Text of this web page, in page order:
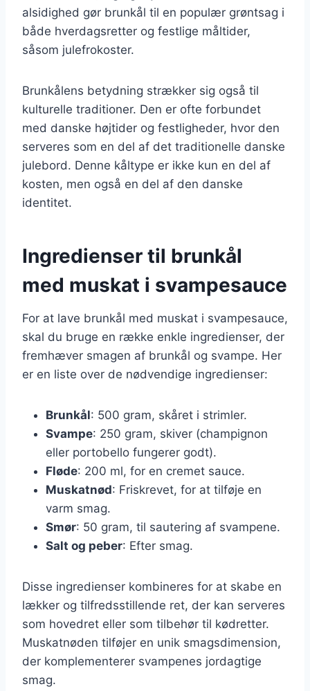
alsidighed gør brunkål til en populær grøntsag i
både hverdagsretter og festlige måltider,
såsom julefrokoster.
Brunkålens betydning strækker sig også til
kulturelle traditioner. Den er ofte forbundet
med danske højtider og festligheder, hvor den
serveres som en del af det traditionelle danske
julebord. Denne kåltype er ikke kun en del af
kosten, men også en del af den danske
identitet.
Ingredienser til brunkål
med muskat i svampesauce
For at lave brunkål med muskat i svampesauce,
skal du bruge en række enkle ingredienser, der
fremhæver smagen af brunkål og svampe. Her
er en liste over de nødvendige ingredienser:
Brunkål: 500 gram, skåret i strimler.
Svampe: 250 gram, skiver (champignon
eller portobello fungerer godt).
Fløde: 200 ml, for en cremet sauce.
Muskatnød: Friskrevet, for at tilføje en
varm smag.
Smør: 50 gram, til sautering af svampene.
Salt og peber: Efter smag.
Disse ingredienser kombineres for at skabe en
lækker og tilfredsstillende ret, der kan serveres
som hovedret eller som tilbehør til kødretter.
Muskatnøden tilføjer en unik smagsdimension,
der komplementerer svampenes jordagtige
smag.